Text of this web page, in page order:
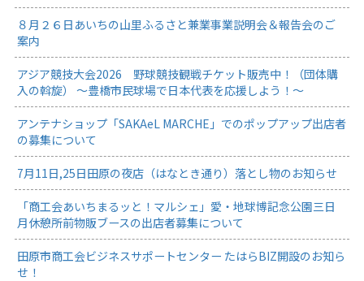
８月２６日あいちの山里ふるさと兼業事業説明会＆報告会のご
案内
アジア競技大会2026 野球競技観戦チケット販売中！（団体購
入の斡旋） ～豊橋市民球場で日本代表を応援しよう！～
アンテナショップ「SAKAeL MARCHE」でのポップアップ出店者
の募集について
7月11日,25日田原の夜店（はなとき通り）落とし物のお知らせ
「商工会あいちまるッと！マルシェ」愛・地球博記念公園三日
月休憩所前物販ブースの出店者募集について
田原市商工会ビジネスサポートセンター たはらBIZ開設のお知ら
せ！